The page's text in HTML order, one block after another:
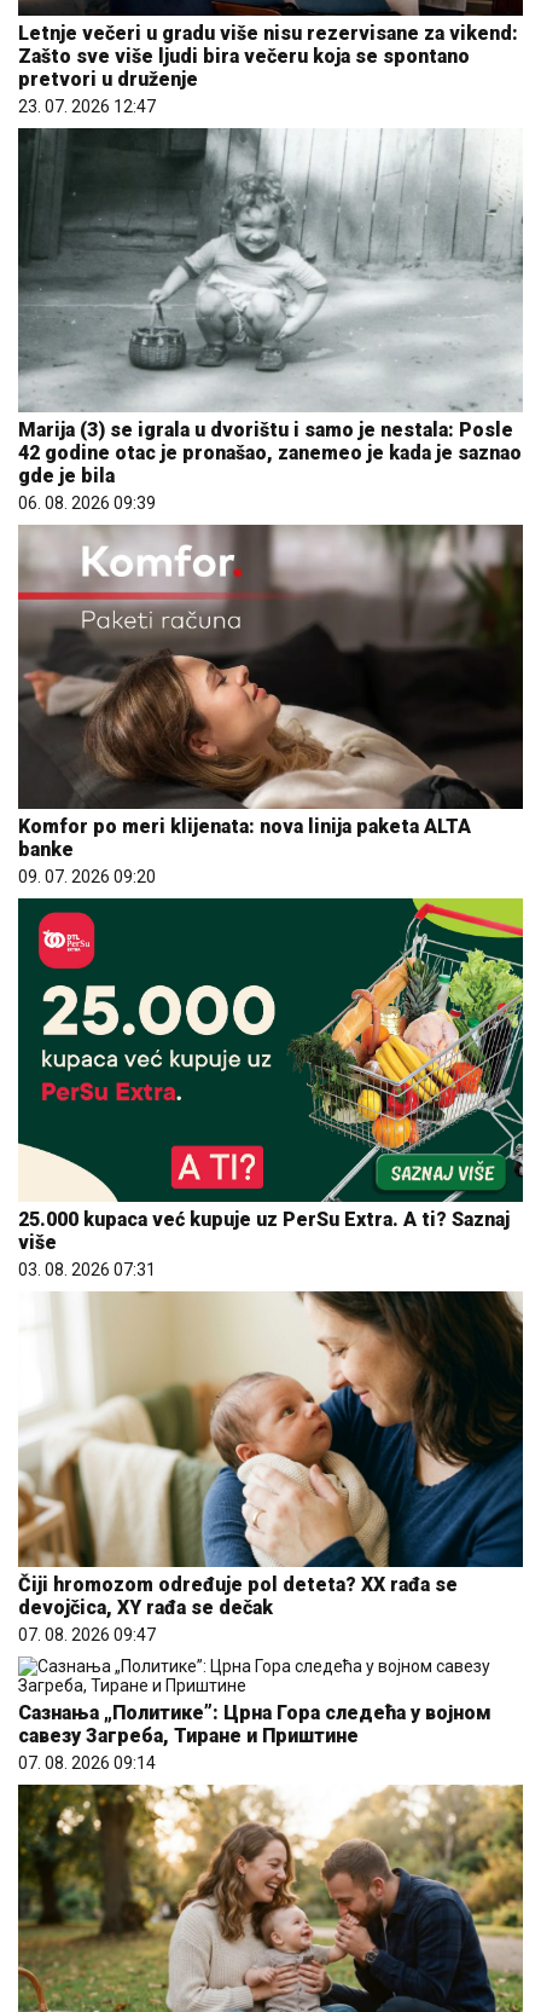
Letnje večeri u gradu više nisu rezervisane za vikend:
Zašto sve više ljudi bira večeru koja se spontano
pretvori u druženje
23. 07. 2026 12:47
Marija (3) se igrala u dvorištu i samo je nestala: Posle
42 godine otac je pronašao, zanemeo je kada je saznao
gde je bila
06. 08. 2026 09:39
Komfor po meri klijenata: nova linija paketa ALTA
banke
09. 07. 2026 09:20
25.000 kupaca već kupuje uz PerSu Extra. A ti? Saznaj
više
03. 08. 2026 07:31
Čiji hromozom određuje pol deteta? XX rađa se
devojčica, XY rađa se dečak
07. 08. 2026 09:47
Сазнања „Политике”: Црна Гора следећа у војном
савезу Загреба, Тиране и Приштине
07. 08. 2026 09:14